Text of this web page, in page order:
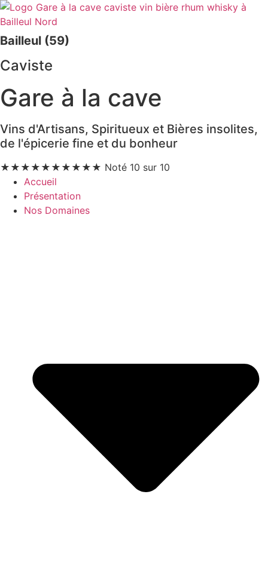
Bailleul (59)
Caviste
Gare à la cave
Vins d'Artisans, Spiritueux et Bières insolites,
de l'épicerie fine et du bonheur
★ ★ ★ ★ ★ ★ ★ ★ ★ ★ Noté 10 sur 10
Accueil
Présentation
Nos Domaines